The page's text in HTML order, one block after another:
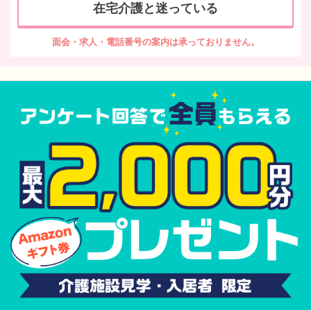
在宅介護と迷っている
面会・求人・電話番号の案内は承っておりません。